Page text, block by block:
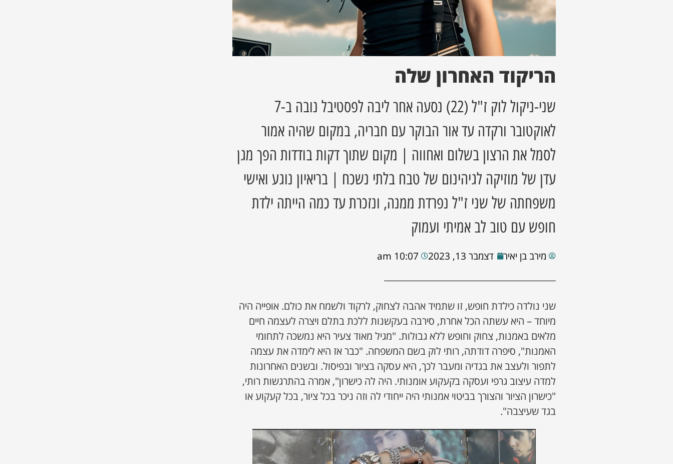
הריקוד האחרון שלה
שני-ניקול לוק ז"ל (22) נסעה אחר ליבה לפסטיבל נובה ב-7
לאוקטובר ורקדה עד אור הבוקר עם חבריה, במקום שהיה אמור
לסמל את הרצון בשלום ואחווה | מקום שתוך דקות בודדות הפך מגן
עדן של מוזיקה לגיהינום של טבח בלתי נשכח | בריאיון נוגע ואישי
משפחתה של שני ז"ל נפרדת ממנה, ונזכרת עד כמה הייתה ילדת
חופש עם טוב לב אמיתי ועמוק
מירב בן יאיר דצמבר 13, 2023 10:07 am
שני נולדה כילדת חופש, זו שתמיד אהבה לצחוק, לרקוד ולשמח את כולם. אופייה היה
מיוחד – היא עשתה הכל אחרת, סירבה בעקשנות ללכת בתלם ויצרה לעצמה חיים
מלאים באמנות, צחוק וחופש ללא גבולות. "מגיל מאוד צעיר היא נמשכה לתחומי
האמנות", סיפרה דודתה, רותי לוק בשם המשפחה. "כבר אז היא לימדה את עצמה
לתפור ולעצב את בגדיה ומעבר לכך, היא עסקה בציור ובפיסול. ובשנים האחרונות
למדה עיצוב גרפי ועסקה בקעקוע אומנותי. היה לה כישרון", אמרה בהתרגשות רותי,
"כישרון הציור והצורך בביטוי אמנותי היה ייחודי לה וזה ניכר בכל ציור, בכל קעקוע או
בגד שעיצבה".